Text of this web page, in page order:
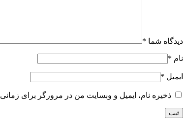
دیدگاه شما *
نام *
ایمیل *
ذخیره نام، ایمیل و وبسایت من در مرورگر برای